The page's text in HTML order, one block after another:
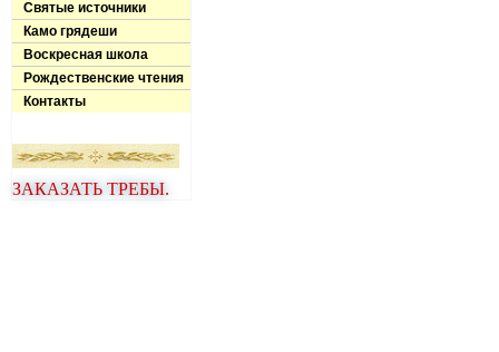
Святые источники
Камо грядеши
Воскресная школа
Рождественские чтения
Контакты
ЗАКАЗАТЬ ТРЕБЫ.